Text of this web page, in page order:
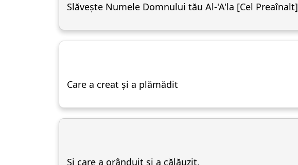
Slăvește Numele Domnului tău Al-'A'la [Cel Preaînalt]
Care a creat și a plămădit
Și care a orânduit și a călăuzit,